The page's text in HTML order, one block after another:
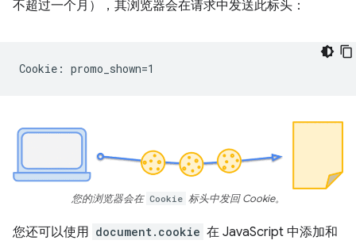
不超过一个月），其浏览器会在请求中发送此标头：
您的浏览器会在 Cookie 标头中发回 Cookie。
您还可以使用 document.cookie 在 JavaScript 中添加和